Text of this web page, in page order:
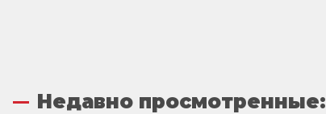
Недавно просмотренные: